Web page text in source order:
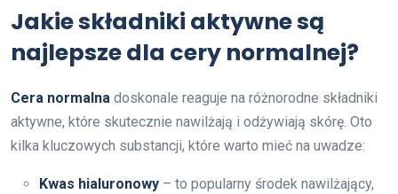
Jakie składniki aktywne są
najlepsze dla cery normalnej?
Cera normalna doskonale reaguje na różnorodne składniki
aktywne, które skutecznie nawilżają i odżywiają skórę. Oto
kilka kluczowych substancji, które warto mieć na uwadze:
Kwas hialuronowy – to popularny środek nawilżający,